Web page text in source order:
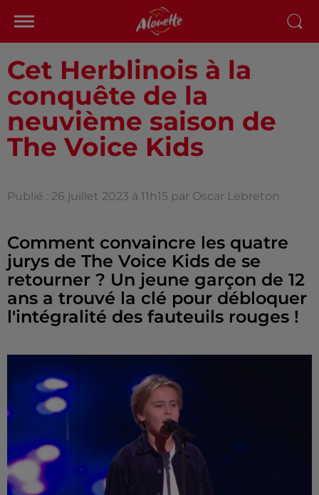
Cet Herblinois à la
conquête de la
neuvième saison de
The Voice Kids
Publié : 26 juillet 2023 à 11h15 par Oscar Lebreton
Comment convaincre les quatre
jurys de The Voice Kids de se
retourner ? Un jeune garçon de 12
ans a trouvé la clé pour débloquer
l'intégralité des fauteuils rouges !